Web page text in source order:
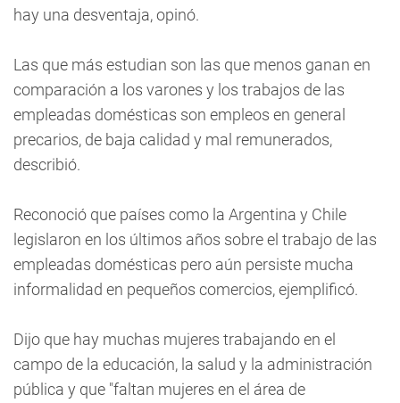
hay una desventaja, opinó.
Las que más estudian son las que menos ganan en
comparación a los varones y los trabajos de las
empleadas domésticas son empleos en general
precarios, de baja calidad y mal remunerados,
describió.
Reconoció que países como la Argentina y Chile
legislaron en los últimos años sobre el trabajo de las
empleadas domésticas pero aún persiste mucha
informalidad en pequeños comercios, ejemplificó.
Dijo que hay muchas mujeres trabajando en el
campo de la educación, la salud y la administración
pública y que "faltan mujeres en el área de